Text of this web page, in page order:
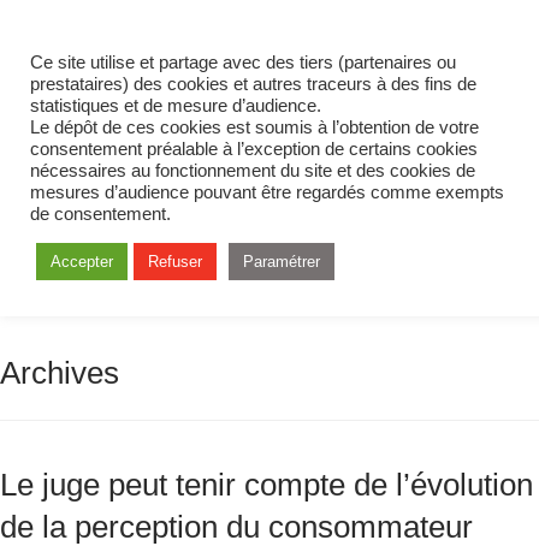
Archives
Le juge peut tenir compte de l’évolution
de la perception du consommateur
Ce site utilise et partage avec des tiers (partenaires ou
prestataires) des cookies et autres traceurs à des fins de
statistiques et de mesure d’audience.
Le dépôt de ces cookies est soumis à l’obtention de votre
consentement préalable à l’exception de certains cookies
nécessaires au fonctionnement du site et des cookies de
mesures d’audience pouvant être regardés comme exempts
de consentement.
Accepter Refuser Paramétrer